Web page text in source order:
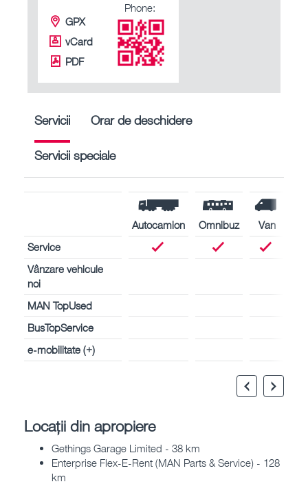
GPX
vCard
PDF
Phone:
Servicii Orar de deschidere
Servicii speciale
Autocamion Omnibuz
Van
Service
Vânzare vehicule
noi
MAN TopUsed
BusTopService
e-mobilitate (+)
Locații din apropiere
Gethings Garage Limited - 38 km
Enterprise Flex-E-Rent (MAN Parts & Service) - 128
km